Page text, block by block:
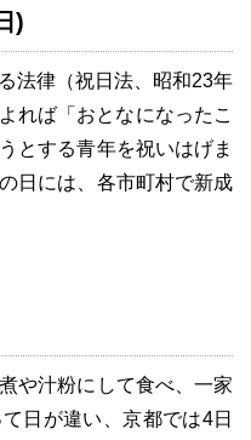
)
法律（祝日法、昭和23年
れば「おとなになったこ
とする青年を祝いはげま
日には、各市町村で新成
や汁粉にして食べ、一家
日が違い、京都では4日